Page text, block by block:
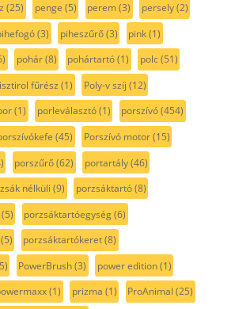
(25) penge (5) perem(3) persely(2)
(3) piheszűrő(3) pink(1)
pohár(8) pohártartó(1) polc(51)
fűrész (1) Poly-v szíj (12)
(1) porleválasztó(1) porszívó(454)
(45) Porszívó motor(15)
porszűrő(62) portartály(46)
nélküli (9) porzsáktartó(8)
porzsáktartóegység(6)
porzsáktartókeret(8)
PowerBrush(3) power edition(1)
(1) prizma (1) ProAnimal (25)